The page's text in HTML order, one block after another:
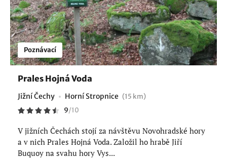
Poznávací
Prales Hojná Voda
Jižní Čechy Horní Stropnice (15 km)
9/10
V jižních Čechách stojí za návštěvu Novohradské hory
a v nich Prales Hojná Voda. Založil ho hrabě Jiří
Buquoy na svahu hory Vys...